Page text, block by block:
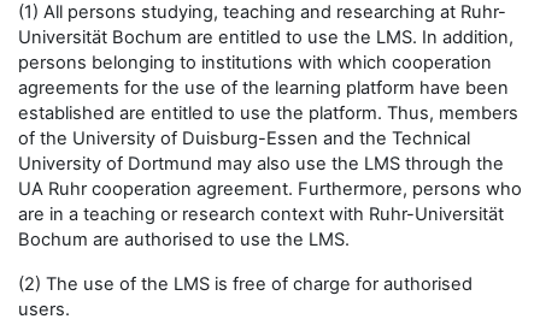
(1) All persons studying, teaching and researching at Ruhr-
Universität Bochum are entitled to use the LMS. In addition,
persons belonging to institutions with which cooperation
agreements for the use of the learning platform have been
established are entitled to use the platform. Thus, members
of the University of Duisburg-Essen and the Technical
University of Dortmund may also use the LMS through the
UA Ruhr cooperation agreement. Furthermore, persons who
are in a teaching or research context with Ruhr-Universität
Bochum are authorised to use the LMS.
(2) The use of the LMS is free of charge for authorised
users.